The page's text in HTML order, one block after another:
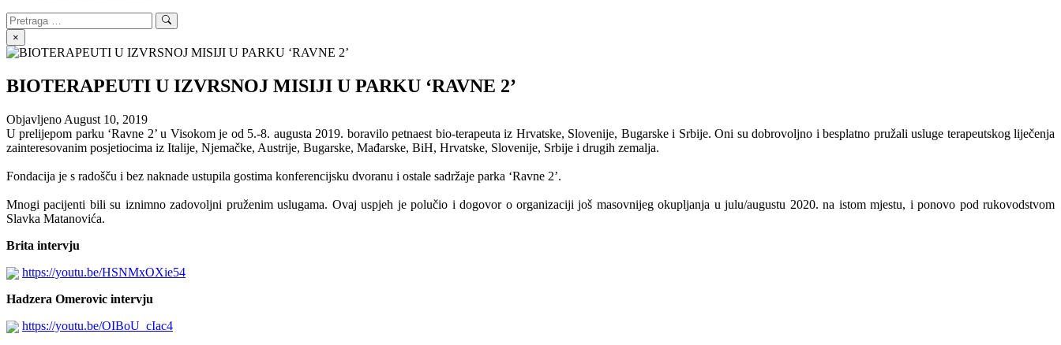
Search
for:
Search
×
BIOTERAPEUTI U IZVRSNOJ MISIJI U PARKU ‘RAVNE 2’
Objavljeno August 10, 2019
U prelijepom parku ‘Ravne 2’ u Visokom je od 5.-8. augusta 2019. boravilo petnaest bio-terapeuta iz Hrvatske, Slovenije, Bugarske i Srbije. Oni su dobrovoljno i besplatno pružali usluge terapeutskog liječenja
zainteresovanim posjetiocima iz Italije, Njemačke, Austrije, Bugarske, Mađarske, BiH, Hrvatske, Slovenije, Srbije i drugih zemalja.
Fondacija je s radošču i bez naknade ustupila gostima konferencijsku dvoranu i ostale sadržaje parka ‘Ravne 2’.
Mnogi pacijenti bili su iznimno zadovoljni pruženim uslugama. Ovaj uspjeh je polučio i dogovor o organizaciji još masovnijeg okupljanja u julu/augustu 2020. na istom mjestu, i ponovo pod rukovodstvom
Slavka Matanovića.
Brita intervju
https://youtu.be/HSNMxOXie54
Hadzera Omerovic intervju
https://youtu.be/OIBoU_cIac4